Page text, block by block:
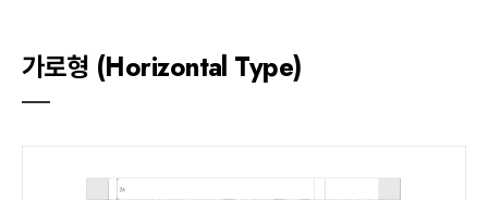
가로형 (Horizontal Type)